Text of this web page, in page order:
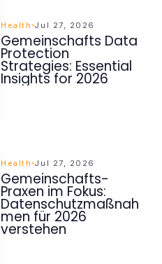
Health Jul 27, 2026
Gemeinschafts Data
Protection
Strategies: Essential
Insights for 2026
Health Jul 27, 2026
Gemeinschafts-
Praxen im Fokus:
Datenschutzmaßnah
men für 2026
verstehen